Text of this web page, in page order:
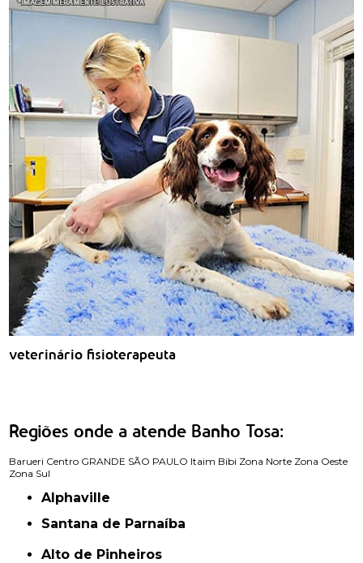
veterinário fisioterapeuta
Regiões onde a atende Banho Tosa:
Barueri Centro GRANDE SÃO PAULO Itaim Bibi Zona Norte Zona Oeste
Zona Sul
Alphaville
Santana de Parnaíba
Alto de Pinheiros